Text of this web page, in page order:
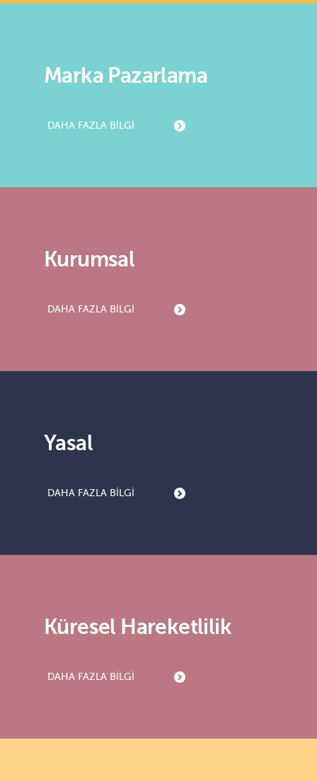
Marka Pazarlama
DAHA FAZLA BILGI
Kurumsal
DAHA FAZLA BILGI
Yasal
DAHA FAZLA BILGI
Küresel Hareketlilik
DAHA FAZLA BILGI